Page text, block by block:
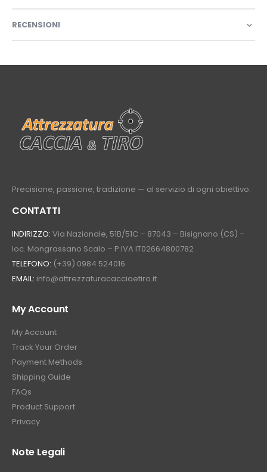
RECENSIONI
Precisione, passione, tradizione — al servizio di ogni obiettivo.
CONTATTI
INDIRIZZO: Via Nazionale, 51B/51C – 87043 – Bisignano (CS) –
loc. Mongrassano Scalo – P.IVA IT02664800782
TELEFONO: (+39) 0984 524016
EMAIL: info@attrezzaturacacciaetiro.it
My Account
My Account
Track Your Order
Payment Methods
Shipping Guide
FAQs
Product Support
Privacy
Note Legali